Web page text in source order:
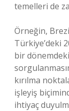
temelleri de
Örneğin,
Türkiye’deki
bir
kırılma
işleyiş
ihtiyaç